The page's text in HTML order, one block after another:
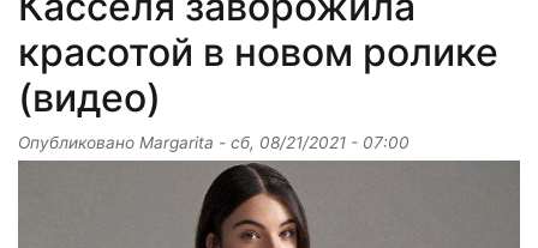
красотой в новом ролике
(видео)
Опубликовано Margarita - сб, 08/21/2021 - 07:00